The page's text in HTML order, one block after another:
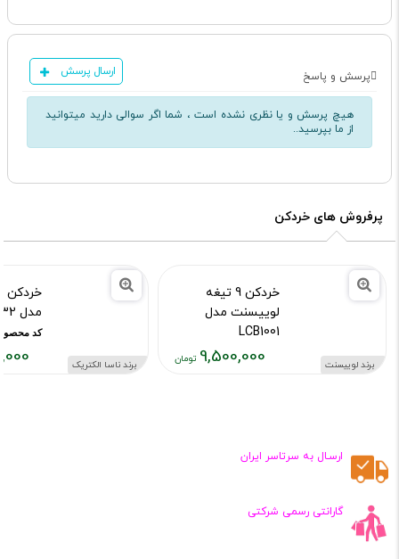
پرسش و پاسخ ارسال پرسش
هیچ پرسش و یا نظری نشده است ، شما اگر سوالی دارید میتوانید
از ما بپرسید..
پرفروش های خردکن
برند لوییسنت
خردکن 9 تیغه
لوییسنت مدل
LCB1001
کد محصول :10015616
9,500,000 برند ناسا الکتریک
خردکن
مدل NS 1932
کد محصول
ارسـال به سرتاسر ایران
گارانتی رسمی شرکتی